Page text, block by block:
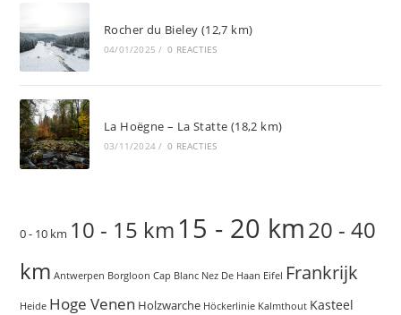
Rocher du Bieley (12,7 km)
04/01/2025 / 0 REACTIES
La Hoëgne – La Statte (18,2 km)
03/11/2024 / 0 REACTIES
0 - 10 km 10 - 15 km15 - 20 km20 - 40
km Antwerpen Borgloon Cap Blanc Nez De Haan Eifel Frankrijk
Heide Hoge Venen Holzwarche Höckerlinie Kalmthout Kasteel